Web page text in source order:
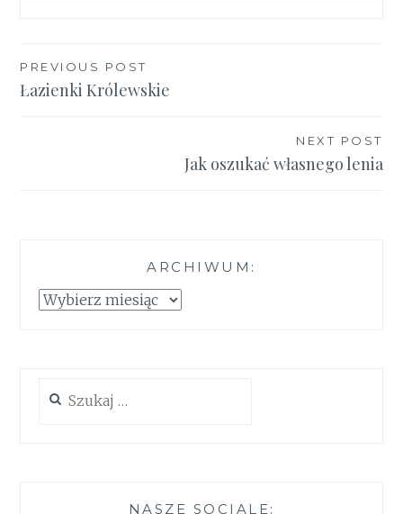
Nawigacja
wpisu
PREVIOUS POST
Łazienki Królewskie
NEXT POST
Jak oszukać własnego lenia
ARCHIWUM:
Archiwum:
NASZE SOCIALE: